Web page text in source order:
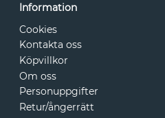
Information
Cookies
Kontakta oss
Köpvillkor
Om oss
Personuppgifter
Retur/ångerrätt